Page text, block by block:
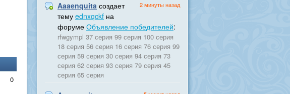
0
2 минуты назад
Aaaenquita создает
тему ednxqckf на
форуме Объявление победителей:
rfwgympl 37 серия 99 серия 100 серия
18 серия 56 серия 16 серия 76 серия 99
серия 59 серия 30 серия 94 серия 73
серия 62 серия 93 серия 79 серия 45
серия 65 серия